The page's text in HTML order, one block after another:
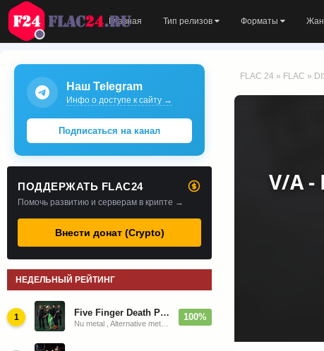
Главная Тип релизов Форматы
FLAC 24 » FLAC »
V/A -
Наш Telegram
Инфо о доступе к сайту →
Подписаться на канал
ПОДДЕРЖАТЬ FLAC24
Помочь развитию и серверам в крипте →
Внести донат (Crypto)
НЕДЕЛЬНЫЙ РЕЙТИНГ
1 Five Finger Death Punch - Дискография (2008-2026) 100%